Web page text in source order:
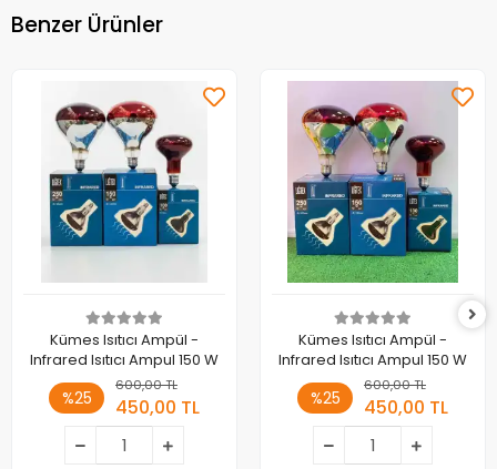
Benzer Ürünler
Kümes Isıtıcı Ampül -
Infrared Isıtıcı Ampul 150 W
%25
600,00 TL
450,00 TL
Kümes Isıtıcı Ampül -
Infrared Isıtıcı Ampul 150 W
%25
600,00 TL
450,00 TL